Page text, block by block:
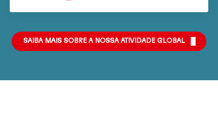
SAIBA MAIS SOBRE A NOSSA ATIVIDADE GLOBAL